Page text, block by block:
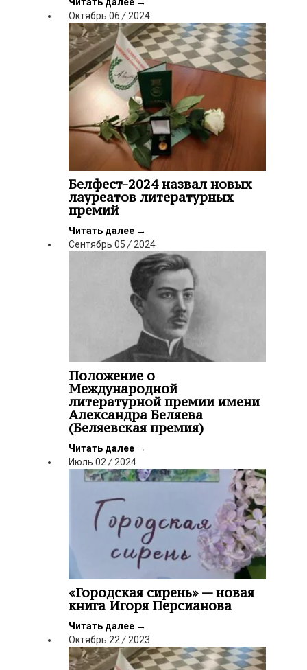
Октябрь 06 / 2024
Белфест-2024 назвал новых
лауреатов литературных
премий
Читать далее →
Сентябрь 05 / 2024
Положение о
Международной
литературной премии имени
Александра Беляева
(Беляевская премия)
Читать далее →
Июль 02/2024
«Городская сирень» — новая
книга Игоря Персианова
Читать далее →
Октябрь 22 / 2023